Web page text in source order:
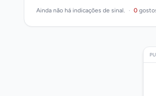
Ainda não há indicações de sinal. · 0